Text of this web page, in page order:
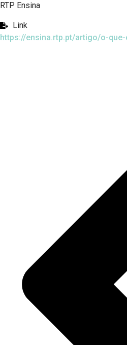
RTP Ensina
Link
https://ensina.rtp.pt/artigo/o-